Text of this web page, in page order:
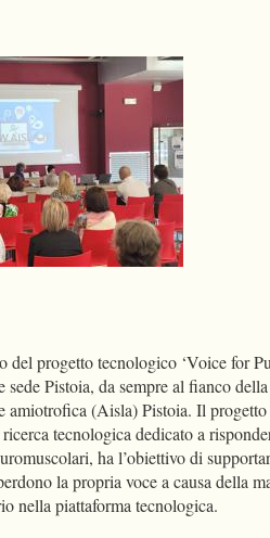
progetto tecnologico ‘Voice for
Pistoia, da sempre al fianco della
amiotrofica (Aisla) Pistoia. Il
tecnologica dedicato a
ha l’obiettivo di
la propria voce a causa della
nella piattaforma tecnologica.